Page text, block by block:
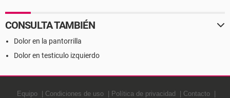
CONSULTA TAMBIÉN
Dolor en la pantorrilla
Dolor en testiculo izquierdo
Equipo Condiciones de uso Política de privacidad
Contacto